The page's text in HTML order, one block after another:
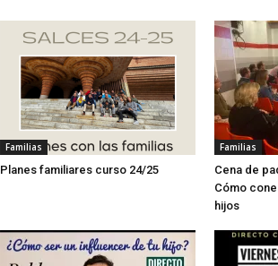
Familias
Planes familiares curso 24/25
Familias
Cena de
Cómo
hijos